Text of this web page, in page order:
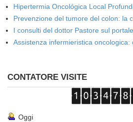
Hipertermia Oncológica Local
Prevenzione del tumore del colon: la
I consulti del dottor Pastore sul
Assistenza infermieristica oncologica:
CONTATORE VISITE
Oggi